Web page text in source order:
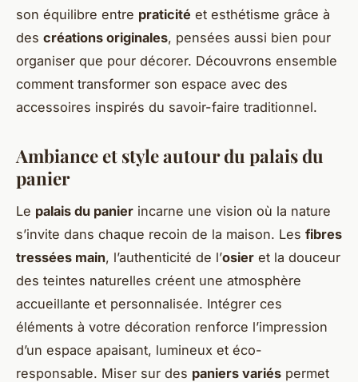
son équilibre entre praticité et esthétisme grâce à
des créations originales, pensées aussi bien pour
organiser que pour décorer. Découvrons ensemble
comment transformer son espace avec des
accessoires inspirés du savoir-faire traditionnel.
Ambiance et style autour du palais du
panier
Le palais du panier incarne une vision où la nature
s’invite dans chaque recoin de la maison. Les fibres
tressées main, l’authenticité de l’osier et la douceur
des teintes naturelles créent une atmosphère
accueillante et personnalisée. Intégrer ces
éléments à votre décoration renforce l’impression
d’un espace apaisant, lumineux et éco-
responsable. Miser sur des paniers variés permet